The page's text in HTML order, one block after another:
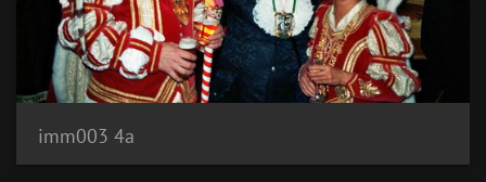
imm003 4a